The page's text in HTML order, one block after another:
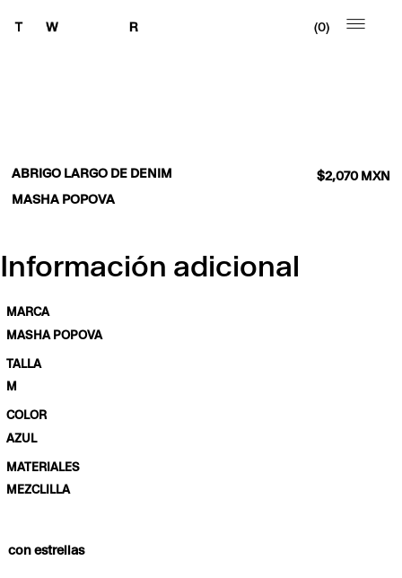
0
ABRIGO LARGO DE DENIM
MASHA POPOVA
$2,070MXN
Información adicional
MARCA
MASHA POPOVA
TALLA
M
COLOR
AZUL
MATERIALES
MEZCLILLA
con estrellas